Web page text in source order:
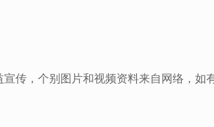
宣传，个别图片和视频资料来自网络，如